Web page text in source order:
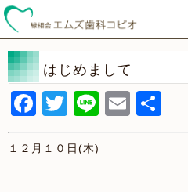
はじめまして
Facebook
Twitter
LineEmail
有
１２月１０日(木)